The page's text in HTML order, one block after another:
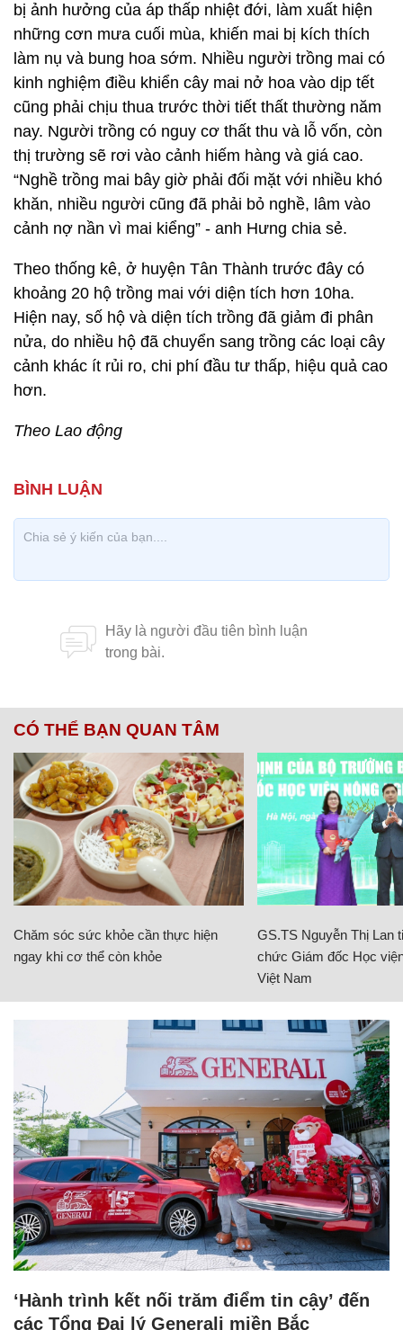
bị ảnh hưởng của áp thấp nhiệt đới, làm xuất hiện
những cơn mưa cuối mùa, khiến mai bị kích thích
làm nụ và bung hoa sớm. Nhiều người trồng mai có
kinh nghiệm điều khiển cây mai nở hoa vào dịp tết
cũng phải chịu thua trước thời tiết thất thường năm
nay. Người trồng có nguy cơ thất thu và lỗ vốn, còn
thị trường sẽ rơi vào cảnh hiếm hàng và giá cao.
“Nghề trồng mai bây giờ phải đối mặt với nhiều khó
khăn, nhiều người cũng đã phải bỏ nghề, lâm vào
cảnh nợ nần vì mai kiểng” - anh Hưng chia sẻ.
Theo thống kê, ở huyện Tân Thành trước đây có
khoảng 20 hộ trồng mai với diện tích hơn 10ha.
Hiện nay, số hộ và diện tích trồng đã giảm đi phân
nửa, do nhiều hộ đã chuyển sang trồng các loại cây
cảnh khác ít rủi ro, chi phí đầu tư thấp, hiệu quả cao
hơn.
Theo Lao động
CÓ THỂ BẠN QUAN TÂM
Chăm sóc sức khỏe cần thực hiện
ngay khi cơ thể còn khỏe
GS.TS Nguyễn Thị Lan
chức Giám đốc Học
Việt Nam
‘Hành trình kết nối trăm điểm tin cậy’ đến
các Tổng Đại lý Generali miền Bắc